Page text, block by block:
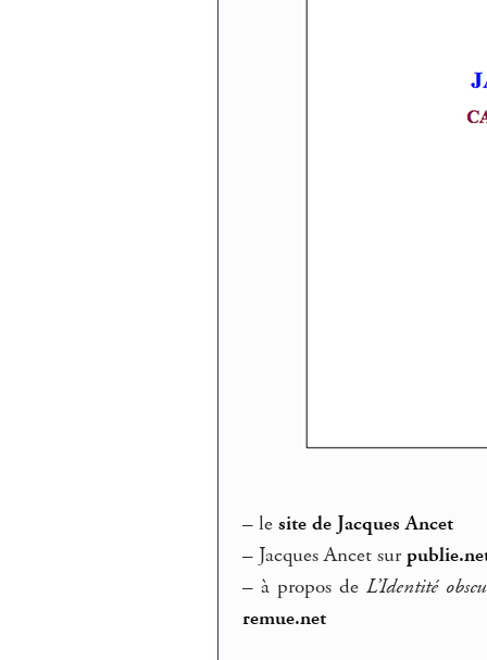
– lesite de Jacques Ancet
– Jacques Ancet sur
– à propos deL’Identité
remue.net